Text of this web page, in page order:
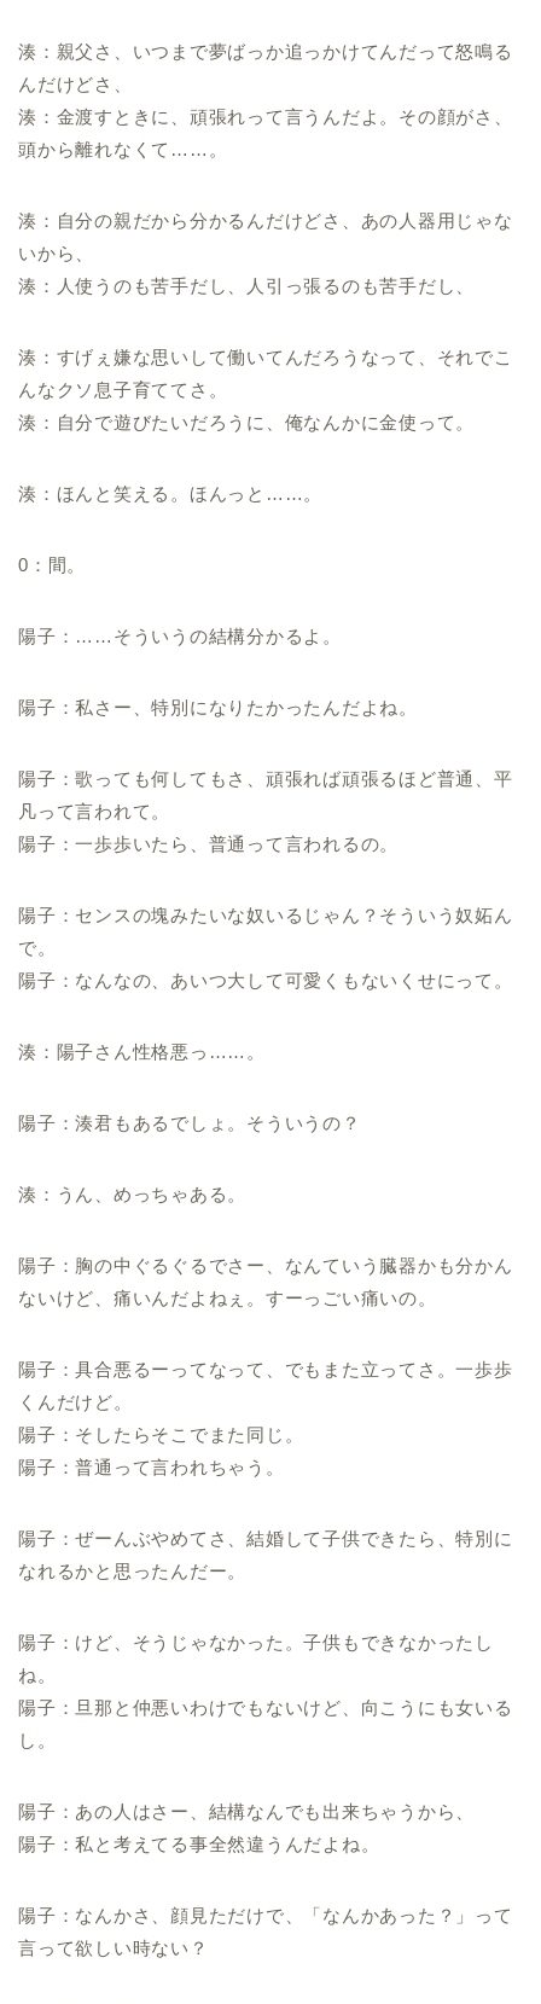
湊：親父さ、いつまで夢ばっか追っかけてんだって怒鳴る
んだけどさ、
湊：金渡すときに、頑張れって言うんだよ。その顔がさ、
頭から離れなくて……。
湊：自分の親だから分かるんだけどさ、あの人器用じゃな
いから、
湊：人使うのも苦手だし、人引っ張るのも苦手だし、
湊：すげぇ嫌な思いして働いてんだろうなって、それでこ
んなクソ息子育ててさ。
湊：自分で遊びたいだろうに、俺なんかに金使って。
湊：ほんと笑える。ほんっと……。
0：間。
陽子：……そういうの結構分かるよ。
陽子：私さー、特別になりたかったんだよね。
陽子：歌っても何してもさ、頑張れば頑張るほど普通、平
凡って言われて。
陽子：一歩歩いたら、普通って言われるの。
陽子：センスの塊みたいな奴いるじゃん？そういう奴妬ん
で。
陽子：なんなの、あいつ大して可愛くもないくせにって。
湊：陽子さん性格悪っ……。
陽子：湊君もあるでしょ。そういうの？
湊：うん、めっちゃある。
陽子：胸の中ぐるぐるでさー、なんていう臓器かも分かん
ないけど、痛いんだよねぇ。すーっごい痛いの。
陽子：具合悪るーってなって、でもまた立ってさ。一歩歩
くんだけど。
陽子：そしたらそこでまた同じ。
陽子：普通って言われちゃう。
陽子：ぜーんぶやめてさ、結婚して子供できたら、特別に
なれるかと思ったんだー。
陽子：けど、そうじゃなかった。子供もできなかったし
ね。
陽子：旦那と仲悪いわけでもないけど、向こうにも女いる
し。
陽子：あの人はさー、結構なんでも出来ちゃうから、
陽子：私と考えてる事全然違うんだよね。
陽子：なんかさ、顔見ただけで、「なんかあった？」って
言って欲しい時ない？